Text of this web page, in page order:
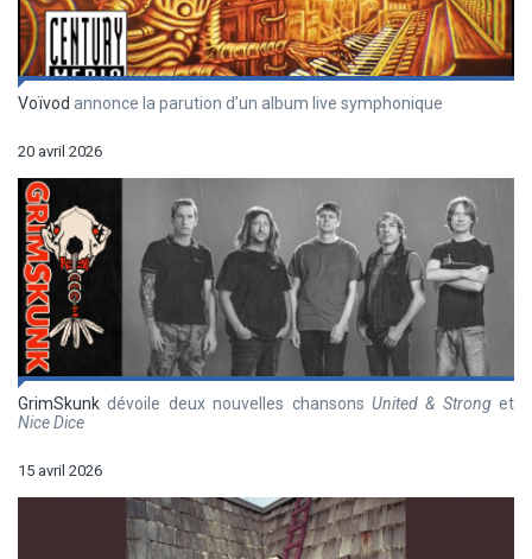
Voïvod annonce la parution d’un album live symphonique
20 avril 2026
GrimSkunk dévoile deux nouvelles chansons United & Stronget
Nice Dice
15 avril 2026